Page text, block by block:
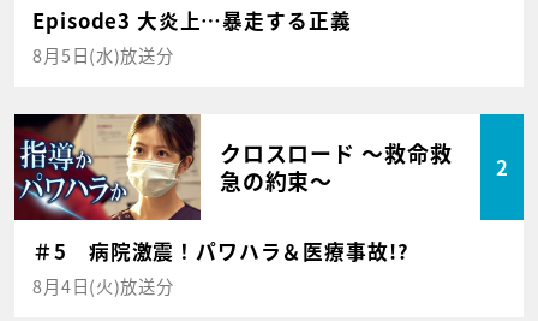
Episode3 大炎上…暴走する正義
8月5日(水)放送分
クロスロード ～救命救
急の約束～
2
＃5 病院激震！パワハラ＆医療事故!?
8月4日(火)放送分